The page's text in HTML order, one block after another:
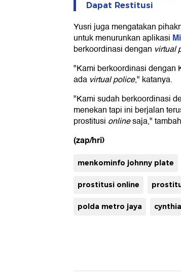
Dapat Restitusi
Yusri juga mengatakan
untuk menurunkan aplikasi
berkoordinasi dengan virtual
"Kami berkoordinasi dengan
ada virtual police," katanya.
"Kami sudah berkoordinasi
menekan tapi ini berjalan
prostitusi onlinesaja,"
(zap/hri)
menkominfo johnny plate
prostitusi online
polda metro jaya